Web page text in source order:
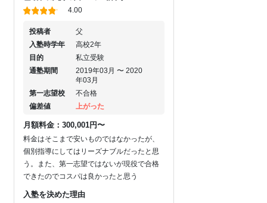
4.00
投稿者
父
入塾時学年
高校2年
目的
私立受験
通塾期間
2019年03月 〜 2020
年03月
第一志望校
不合格
偏差値
上がった
月額料金：300,001円〜
料金はそこまで安いものではなかったが、
個別指導にしてはリーズナブルだったと思
う。また、第一志望ではないが現役で合格
できたのでコスパは良かったと思う
入塾を決めた理由